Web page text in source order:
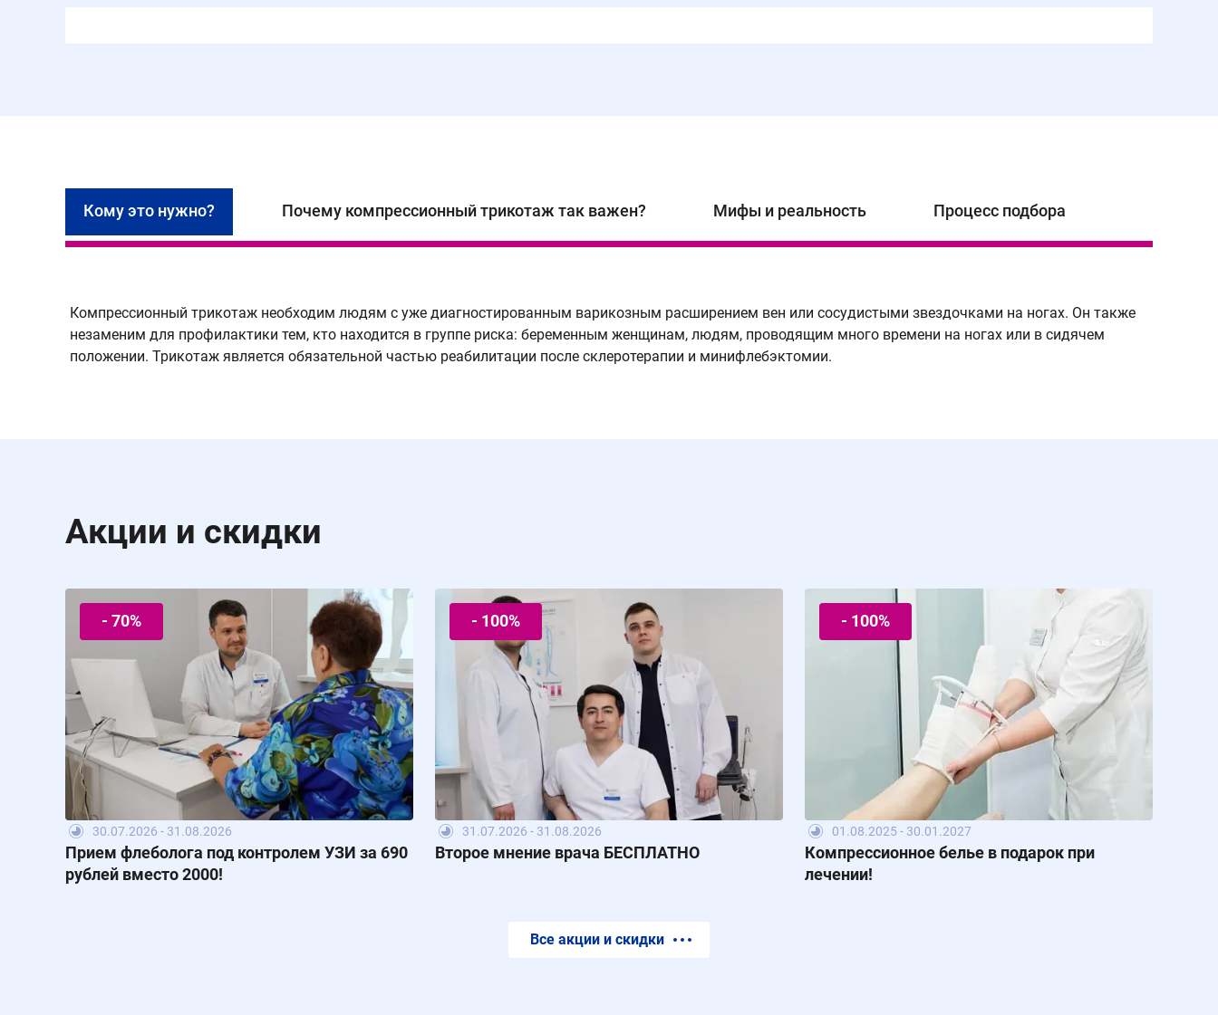
Кому это нужно? Почему компрессионный трикотаж так важен? Мифы и реальность Процесс подбора
Компрессионный трикотаж необходим людям с уже диагностированным варикозным расширением вен или сосудистыми звездочками на ногах. Он также
незаменим для профилактики тем, кто находится в группе риска: беременным женщинам, людям, проводящим много времени на ногах или в сидячем
положении. Трикотаж является обязательной частью реабилитации после склеротерапии и минифлебэктомии.
Акции и скидки
- 70%
30.07.2026 - 31.08.2026
Прием флеболога под контролем УЗИ за 690
рублей вместо 2000!
- 100%
31.07.2026 - 31.08.2026
Второе мнение врача БЕСПЛАТНО
- 100%
01.08.2025 - 30.01.2027
Компрессионное белье в подарок при
лечении!
Все акции и скидки